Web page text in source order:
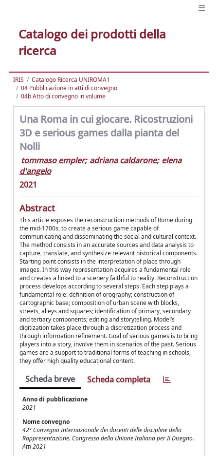
Catalogo dei prodotti della
ricerca
IRIS
Catalogo Ricerca UNIROMA1
04 Pubblicazione in atti di convegno
04b Atto di convegno in volume
Una Roma in cui giocare. Ricostruzioni
3D e serious games dalla pianta del
Nolli
tommaso empler; adriana caldarone; elena
d'angelo
2021
Abstract
This article exposes the reconstruction methods of Rome during
the mid-1700s, to create a serious game capable of
communicating and disseminating the social and cultural context.
The method consists in an accurate sources and data analysis to
capture, translate, and synthesize relevant historical components.
Starting point consists in the interpretation of place through
images. In this way representation acquires a fundamental role
and creates a linked to a scenery faithful to reality. Reconstruction
process develops according to several steps. Each step plays a
fundamental role: definition of orography; construction of
cartographic base; composition of urban scene with blocks,
streets, alleys and squares; identification of primary, secondary
and tertiary components; editing and storytelling. Model’s
digitization takes place through a discretization process and
through information refinement. Goal of serious games is to bring
players into a story, involve them in scenarios of the past. Serious
games are a support to traditional forms of teaching in schools,
they offer high quality educational content.
Scheda breve Scheda completa
Anno di pubblicazione
2021
Nome convegno
42° Convegno Internazionale dei docenti delle discipline della
Rappresentazione. Congresso della Unione Italiana per Il Disegno.
Atti 2021